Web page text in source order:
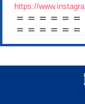
https://
＝＝＝＝＝
＝＝＝＝＝＝